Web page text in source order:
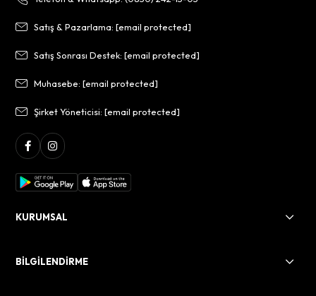
Satış & Pazarlama:[email protected]
Satış Sonrası Destek:[email protected]
Muhasebe:[email protected]
Şirket Yöneticisi:[email protected]
KURUMSAL
BİLGİLENDİRME